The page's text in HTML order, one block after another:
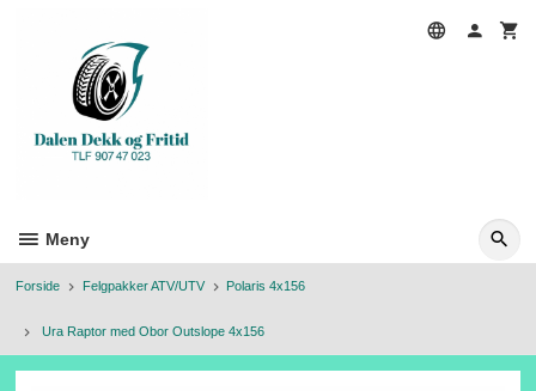
Meny
Forside Felgpakker ATV/UTV Polaris 4x156
Ura Raptor med Obor Outslope 4x156